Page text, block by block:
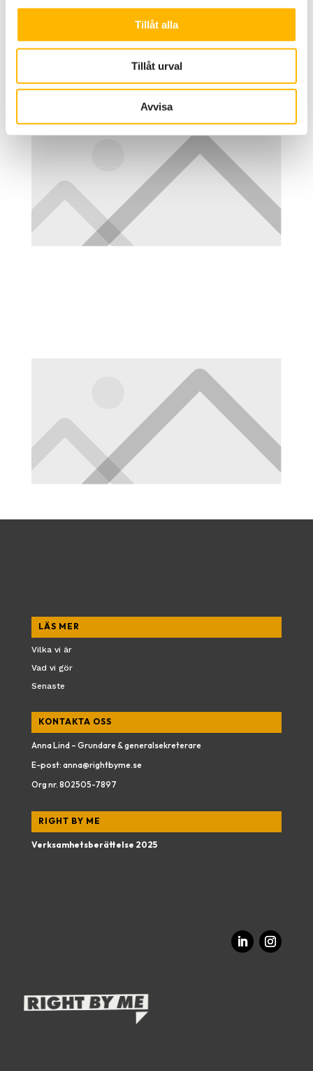
Tillåt alla
Tillåt urval
Avvisa
LÄS MER
Vilka vi är
Vad vi gör
Senaste
KONTAKTA OSS
Anna Lind – Grundare & generalsekreterare
E-post: anna@rightbyme.se
Org nr. 802505-7897
RIGHT BY ME
Verksamhetsberättelse 2025